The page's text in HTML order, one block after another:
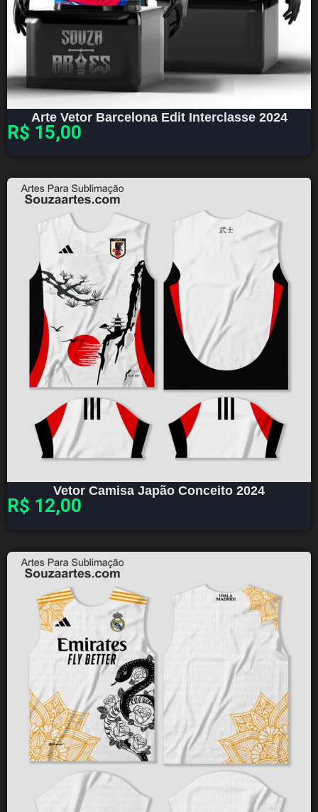
Arte Vetor Barcelona Edit Interclasse 2024
R$ 15,00
Vetor Camisa Japão Conceito 2024
R$ 12,00